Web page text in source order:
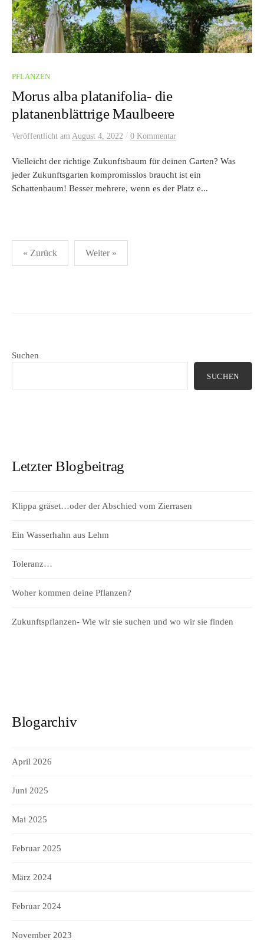
PFLANZEN
Morus alba platanifolia- die
platanenblättrige Maulbeere
Veröffentlicht am August 4, 2022 / 0 Kommentar
Vielleicht der richtige Zukunftsbaum für deinen Garten? Was
jeder Zukunftsgarten kompromisslos braucht ist ein
Schattenbaum! Besser mehrere, wenn es der Platz e...
Seitennummerierung
der
« Zurück Weiter »
Suchen
SUCHEN
Letzter Blogbeitrag
Klippa gräset…oder der Abschied vom Zierrasen
Ein Wasserhahn aus Lehm
Toleranz…
Woher kommen deine Pflanzen?
Zukunftspflanzen- Wie wir sie suchen und wo wir sie finden
Blogarchiv
April 2026
Juni 2025
Mai 2025
Februar 2025
März 2024
Februar 2024
November 2023